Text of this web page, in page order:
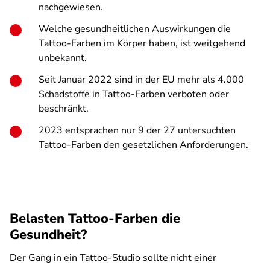
nachgewiesen.
Welche gesundheitlichen Auswirkungen die
Tattoo-Farben im Körper haben, ist weitgehend
unbekannt.
Seit Januar 2022 sind in der EU mehr als 4.000
Schadstoffe in Tattoo-Farben verboten oder
beschränkt.
2023 entsprachen nur 9 der 27 untersuchten
Tattoo-Farben den gesetzlichen Anforderungen.
Belasten Tattoo-Farben die
Gesundheit?
Der Gang in ein Tattoo-Studio sollte nicht einer